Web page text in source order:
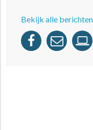
Bekijk alle